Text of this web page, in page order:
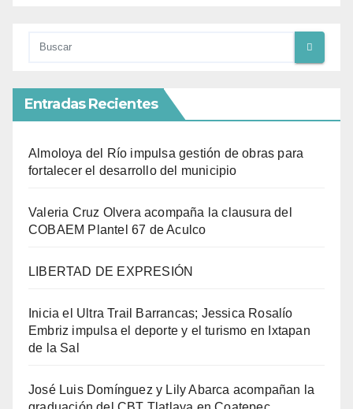
Entradas Recientes
Almoloya del Río impulsa gestión de obras para
fortalecer el desarrollo del municipio
Valeria Cruz Olvera acompaña la clausura del
COBAEM Plantel 67 de Aculco
LIBERTAD DE EXPRESIÓN
Inicia el Ultra Trail Barrancas; Jessica Rosalío
Embriz impulsa el deporte y el turismo en Ixtapan
de la Sal
José Luis Domínguez y Lily Abarca acompañan la